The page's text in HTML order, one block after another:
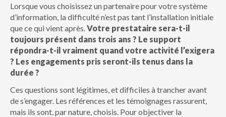
Lorsque vous choisissez un partenaire pour votre système
d’information, la difficulté n’est pas tant l’installation initiale
que ce qui vient après.Votre prestataire sera-t-il
toujours présent dans trois ans ? Le support
répondra-t-il vraiment quand votre activité l’exigera
? Les engagements pris seront-ils tenus dans la
durée ?
Ces questions sont légitimes, et difficiles à trancher avant
de s’engager. Les références et les témoignages rassurent,
mais ils sont, par nature, choisis. Pour objectiver la